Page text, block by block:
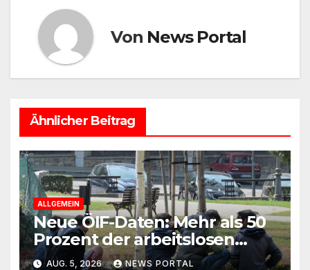
Von News Portal
Ähnlicher Beitrag
ALLGEMEIN
Neue ÖIF-Daten: Mehr als 50
Prozent der arbeitslosen
Ausländer leben in Wien!
AUG. 5, 2026 NEWS PORTAL